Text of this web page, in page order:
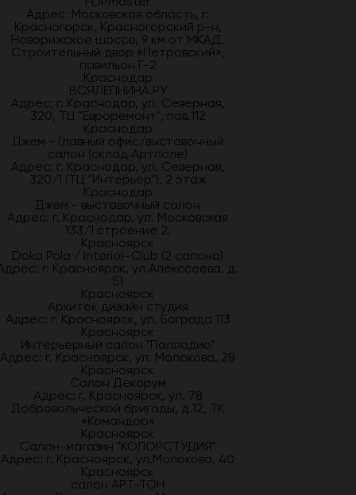
Адрес: Московская область, г.
Красногорск, Красногорский р-н,
Новорижское шоссе, 9 км от МКАД.
Строительный двор «Петровский»,
павильон Г-2
Краснодар
ВСЯЛЕПНИНА.РУ
Адрес: г. Краснодар, ул. Северная,
320, ТЦ "Евроремонт", пав.112
Краснодар
Джем - Главный офис/выставочный
салон (склад Артполе)
Адрес: г. Краснодар, ул. Северная,
320/1 (ТЦ "Интерьер"), 2 этаж
Краснодар
Джем - выставочный салон
Адрес: г. Краснодар, ул. Московская
133/1 строение 2.
Красноярск
Doka Pola / Interior-Club (2 салона)
г. Красноярск, ул.Алекссеева, д.
51
Красноярск
Архитек дизайн студия
Адрес: г. Красноярск, ул. Бограда 113
Красноярск
Интерьерный салон "Палладио"
Адрес: г. Красноярск, ул. Молокова, 28
Красноярск
Салон Декорум
Адрес: г. Красноярск, ул. 78
Добровольческой бригады, д.12, ТК
«Командор»
Красноярск
Салон-магазин "КОЛОРСТУДИЯ"
Адрес: г. Красноярск, ул.Молокова, 40
Красноярск
салон АРТ-ТОН